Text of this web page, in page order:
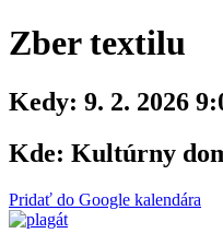
Zber textilu
Kedy: 9. 2. 2026
Kde: Kultúrny
Pridať do Google kalendára